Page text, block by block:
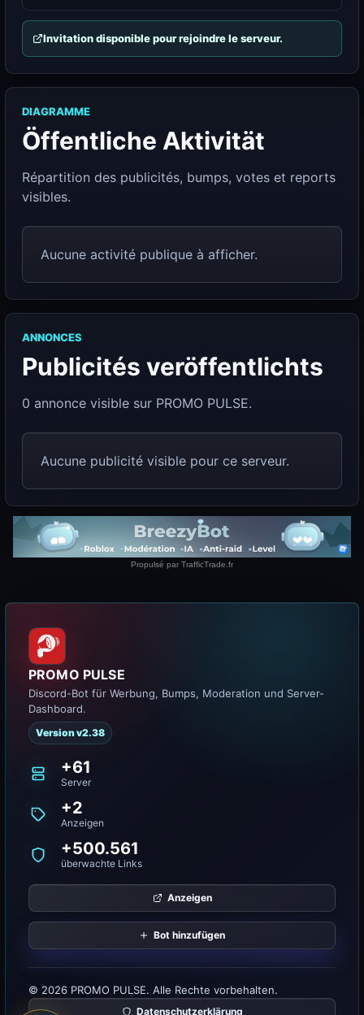
Invitation disponible pour rejoindre le serveur.
DIAGRAMME
Öffentliche Aktivität
Répartition des publicités, bumps, votes et reports
visibles.
Aucune activité publique à afficher.
ANNONCES
Publicités veröffentlichts
0 annonce visible sur PROMO PULSE.
Aucune publicité visible pour ce serveur.
PROMO PULSE
Discord-Bot für Werbung, Bumps, Moderation und Server-
Dashboard.
Version v2.38
+61
Server
+2
Anzeigen
+500.561
überwachte Links
Anzeigen
Bot hinzufügen
© 2026 PROMO PULSE. Alle Rechte vorbehalten.
Datenschutzerklärung